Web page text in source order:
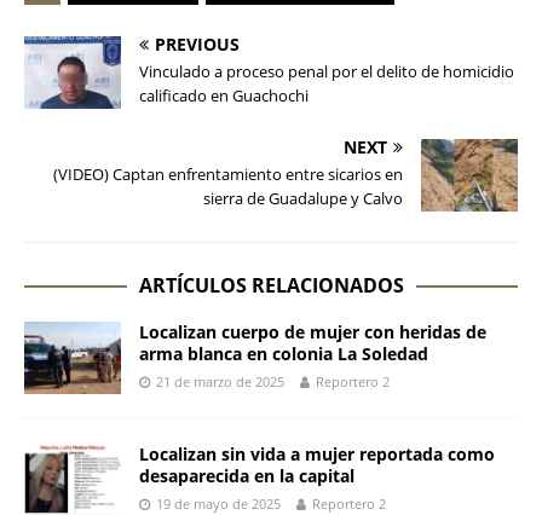
PREVIOUS
Vinculado a proceso penal por el delito de homicidio
calificado en Guachochi
NEXT
(VIDEO) Captan enfrentamiento entre sicarios en
sierra de Guadalupe y Calvo
ARTÍCULOS RELACIONADOS
Localizan cuerpo de mujer con heridas de
arma blanca en colonia La Soledad
21 de marzo de 2025 Reportero 2
Localizan sin vida a mujer reportada como
desaparecida en la capital
19 de mayo de 2025 Reportero 2